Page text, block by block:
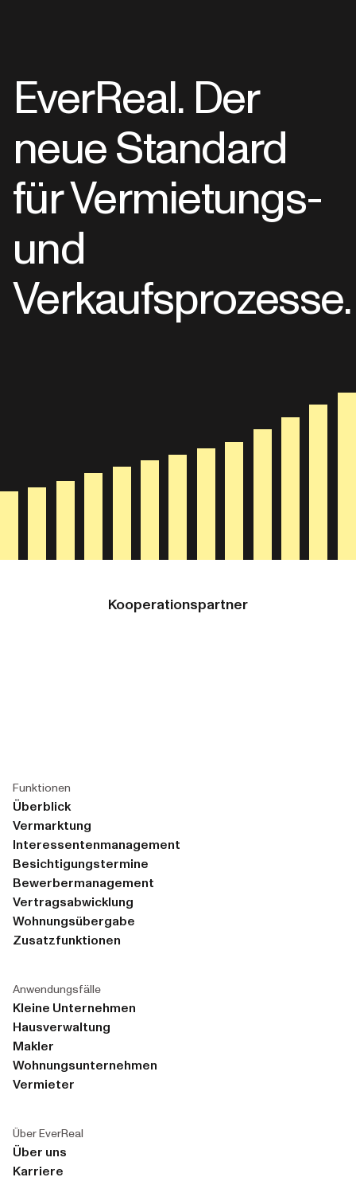
EverReal. Der
neue Standard
für Vermietungs-
und
Verkaufsprozesse.
Kooperationspartner
Funktionen
Überblick
Vermarktung
Interessentenmanagement
Besichtigungstermine
Bewerbermanagement
Vertragsabwicklung
Wohnungsübergabe
Zusatzfunktionen
Anwendungsfälle
Kleine Unternehmen
Hausverwaltung
Makler
Wohnungsunternehmen
Vermieter
Über EverReal
Über uns
Karriere